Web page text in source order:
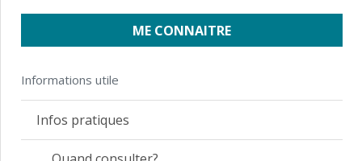
ME CONNAITRE
Informations utile
Infos pratiques